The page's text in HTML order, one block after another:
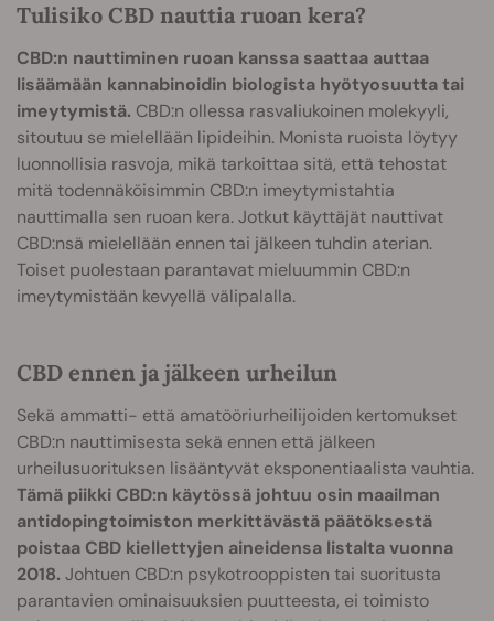
Tulisiko CBD nauttia ruoan kera?
CBD:n nauttiminen ruoan kanssa saattaa auttaa
lisäämään kannabinoidin biologista hyötyosuutta tai
imeytymistä. CBD:n ollessa rasvaliukoinen molekyyli,
sitoutuu se mielellään lipideihin. Monista ruoista löytyy
luonnollisia rasvoja, mikä tarkoittaa sitä, että tehostat
mitä todennäköisimmin CBD:n imeytymistahtia
nauttimalla sen ruoan kera. Jotkut käyttäjät nauttivat
CBD:nsä mielellään ennen tai jälkeen tuhdin aterian.
Toiset puolestaan parantavat mieluummin CBD:n
imeytymistään kevyellä välipalalla.
CBD ennen ja jälkeen urheilun
Sekä ammatti- että amatööriurheilijoiden kertomukset
CBD:n nauttimisesta sekä ennen että jälkeen
urheilusuorituksen lisääntyvät eksponentiaalista vauhtia.
Tämä piikki CBD:n käytössä johtuu osin maailman
antidopingtoimiston merkittävästä päätöksestä
poistaa CBD kiellettyjen aineidensa listalta vuonna
2018. Johtuen CBD:n psykotrooppisten tai suoritusta
parantavien ominaisuuksien puutteesta, ei toimisto